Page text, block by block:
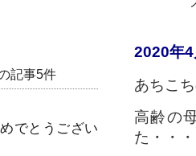
記事5件
でとうござい
2020年
あちこ
高齢の
た・・